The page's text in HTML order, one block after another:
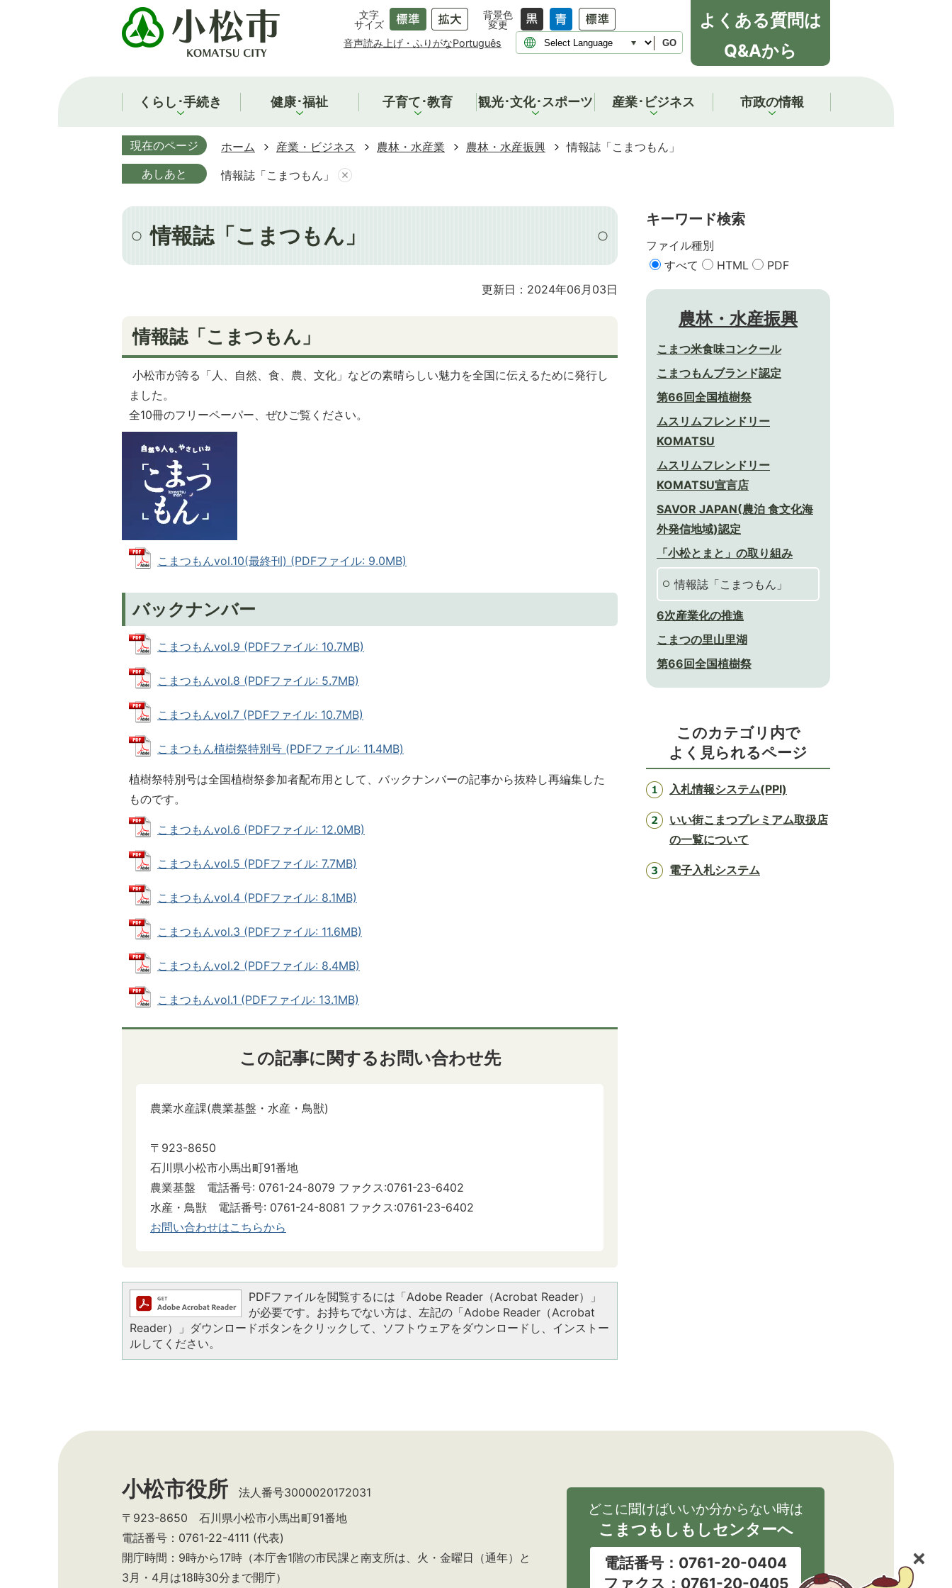
文字
サイズ
背景色
変更
音声読み上げ・ふりがなPortuguês GO
よくある質問は
Q&Aから
くらし･手続き 健康･福祉 子育て･教育 観光･文化･スポーツ 産業･ビジネス 市政の情報
現在のページ ホーム 産業・ビジネス 農林・水産業 農林・水産振興
情報誌「こまつもん」
あしあと
情報誌「こまつもん」
情報誌「こまつもん」
更新日：2024年06月03日
情報誌「こまつもん」
小松市が誇る「人、自然、食、農、文化」などの素晴らしい魅力を全国に伝えるために発行し
ました。
全10冊のフリーペーパー、ぜひご覧ください。
こまつもんvol.10(最終刊) (PDFファイル: 9.0MB)
バックナンバー
こまつもんvol.9 (PDFファイル: 10.7MB)
こまつもんvol.8 (PDFファイル: 5.7MB)
こまつもんvol.7 (PDFファイル: 10.7MB)
こまつもん植樹祭特別号 (PDFファイル: 11.4MB)
植樹祭特別号は全国植樹祭参加者配布用として、バックナンバーの記事から抜粋し再編集した
ものです。
こまつもんvol.6 (PDFファイル: 12.0MB)
こまつもんvol.5 (PDFファイル: 7.7MB)
こまつもんvol.4 (PDFファイル: 8.1MB)
こまつもんvol.3 (PDFファイル: 11.6MB)
こまつもんvol.2 (PDFファイル: 8.4MB)
こまつもんvol.1 (PDFファイル: 13.1MB)
この記事に関するお問い合わせ先
農業水産課(農業基盤・水産・鳥獣)
〒923-8650
石川県小松市小馬出町91番地
農業基盤 電話番号: 0761-24-8079 ファクス:0761-23-6402
水産・鳥獣 電話番号: 0761-24-8081 ファクス:0761-23-6402​​​​​​​
お問い合わせはこちらから
PDFファイルを閲覧するには「Adobe Reader（Acrobat Reader）」
が必要です。お持ちでない方は、左記の「Adobe Reader（Acrobat
Reader）」ダウンロードボタンをクリックして、ソフトウェアをダウンロードし、インストー
ルしてください。
キーワード検索
ファイル種別
すべて
HTML PDF
農林・水産振興
こまつ米食味コンクール
こまつもんブランド認定
第66回全国植樹祭
ムスリムフレンドリー
KOMATSU
ムスリムフレンドリー
KOMATSU宣言店
SAVOR JAPAN(農泊 食文化海
外発信地域)認定
「小松とまと」の取り組み
情報誌「こまつもん」
6次産業化の推進
こまつの里山里湖
第66回全国植樹祭
このカテゴリ内で
よく見られるページ
入札情報システム(PPI)
いい街こまつプレミアム取扱店
の一覧について
電子入札システム
小松市役所
法人番号3000020172031
〒923-8650 石川県小松市小馬出町91番地
電話番号：0761-22-4111 (代表)
開庁時間：9時から17時（本庁舎1階の市民課と南支所は、火・金曜日（通年）と
3月・4月は18時30分まで開庁）
どこに聞けばいいか分からない時は
こまつもしもしセンターへ
電話番号：0761-20-0404
ファクス：0761-20-0405